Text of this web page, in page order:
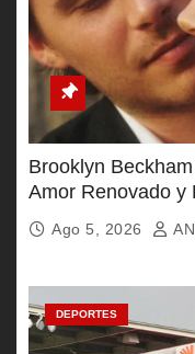
Brooklyn
Amor Renovado y
Ago 5, 2026
DEPORTES